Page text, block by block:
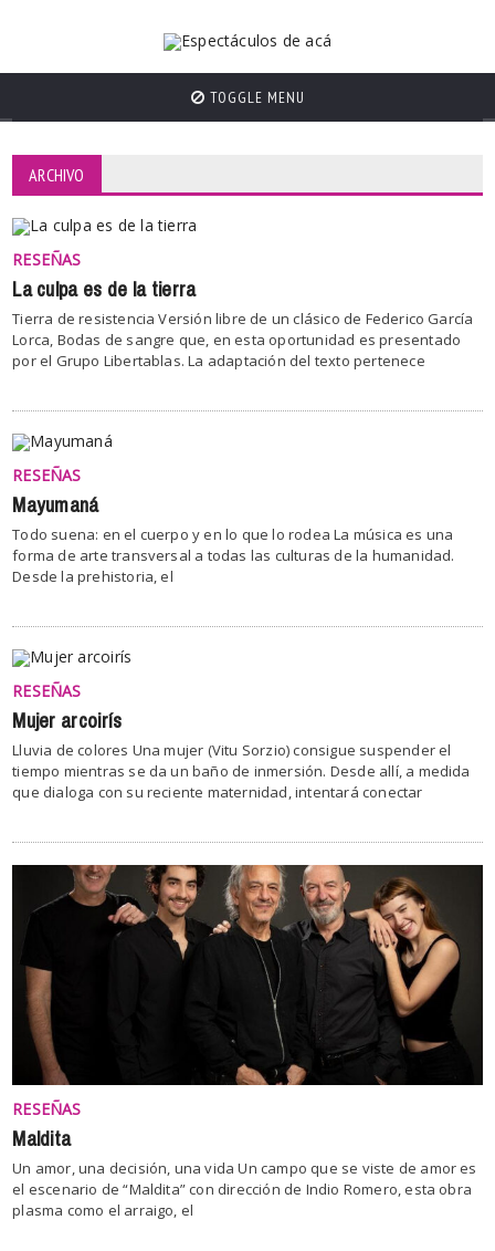
TOGGLE MENU
ARCHIVO
RESEÑAS
La culpa es de la tierra
Tierra de resistencia Versión libre de un clásico de Federico García
Lorca, Bodas de sangre que, en esta oportunidad es presentado
por el Grupo Libertablas. La adaptación del texto pertenece
RESEÑAS
Mayumaná
Todo suena: en el cuerpo y en lo que lo rodea La música es una
forma de arte transversal a todas las culturas de la humanidad.
Desde la prehistoria, el
RESEÑAS
Mujer arcoirís
Lluvia de colores Una mujer (Vitu Sorzio) consigue suspender el
tiempo mientras se da un baño de inmersión. Desde allí, a medida
que dialoga con su reciente maternidad, intentará conectar
RESEÑAS
Maldita
Un amor, una decisión, una vida Un campo que se viste de amor es
el escenario de “Maldita” con dirección de Indio Romero, esta obra
plasma como el arraigo, el